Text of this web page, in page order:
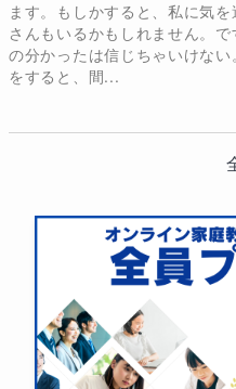
ます。もしかすると、私に気
さんもいるかもしれません。
の分かったは信じちゃいけな
をすると、間...